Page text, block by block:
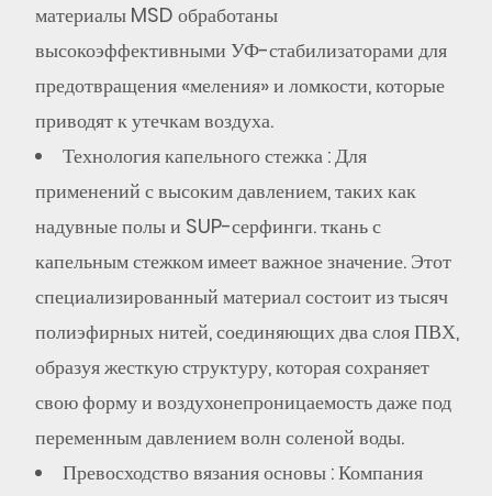
6
Часто
задаваемые
вопросы
по
хардкорным
техническим
вопросам
7
Технические
ссылки
материалы MSD обработаны
высокоэффективными УФ-стабилизаторами для
предотвращения «меления» и ломкости, которые
приводят к утечкам воздуха.
Технология капельного стежка : Для
применений с высоким давлением, таких как
надувные полы и SUP-серфинги.ткань с
капельным стежкомимеет важное значение. Этот
специализированный материал состоит из тысяч
полиэфирных нитей, соединяющих два слоя ПВХ,
образуя жесткую структуру, которая сохраняет
свою форму и воздухонепроницаемость даже под
переменным давлением волн соленой воды.
Превосходство вязания основы : Компания